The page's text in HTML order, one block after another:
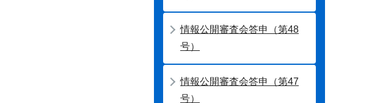
情報公開審査会答申（第48
号）
情報公開審査会答申（第47
号）